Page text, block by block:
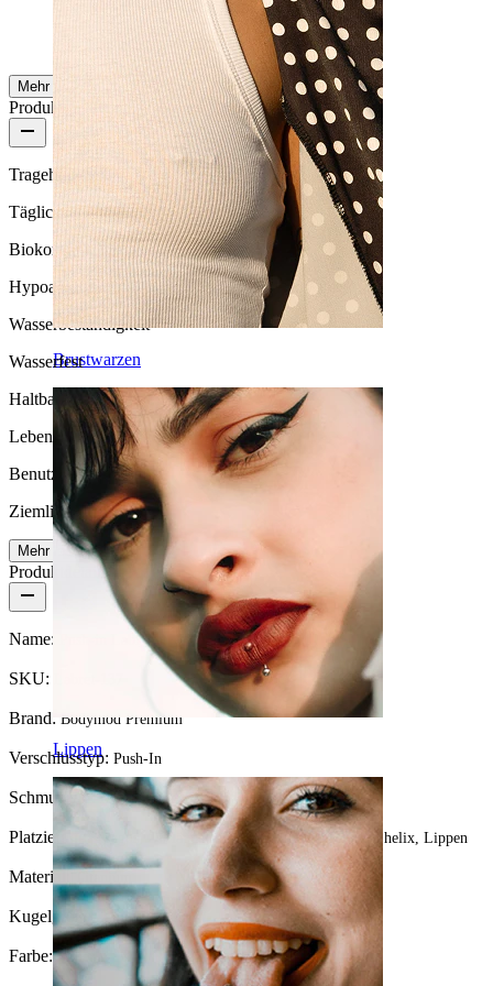
Brustwarzen
Lippen
Verifizierter Kauf
AI-Übersetzung Original anzeigen
Mehr ansehen
Produktqualität
Tragehäufigkeit
Tägliches Tragen
Biokompatibilität
Hypoallergen
Wasserbeständigkeit
Wasserfest
Haltbarkeit
Lebenslange Haltbarkeit
Benutzerfreundlichkeit
Ziemlich leicht
Mehr lesen
Produktdetails
Name: Push-in Labret aus Titan
SKU:
Brand: Bodymod Premium
Verschlusstyp: Push-In
Schmuckart:Mini Labret, Labret, Flatback
Platzierung: Tragus, Ohrläppchen, Helix, Conch, Forward helix, Lippen
Material:
Kugelgröße: 2 mm.
Farbe:Silber